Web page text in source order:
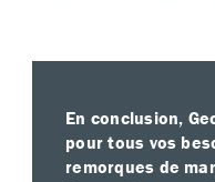
En conclusion,
pour tous vos
remorques de